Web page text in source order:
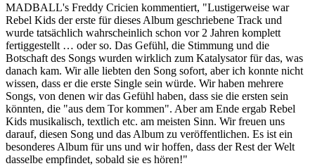
MADBALL's Freddy Cricien kommentiert, "Lustigerweise war
Rebel Kids der erste für dieses Album geschriebene Track und
wurde tatsächlich wahrscheinlich schon vor 2 Jahren komplett
fertiggestellt … oder so. Das Gefühl, die Stimmung und die
Botschaft des Songs wurden wirklich zum Katalysator für das, was
danach kam. Wir alle liebten den Song sofort, aber ich konnte nicht
wissen, dass er die erste Single sein würde. Wir haben mehrere
Songs, von denen wir das Gefühl haben, dass sie die ersten sein
könnten, die "aus dem Tor kommen". Aber am Ende ergab Rebel
Kids musikalisch, textlich etc. am meisten Sinn. Wir freuen uns
darauf, diesen Song und das Album zu veröffentlichen. Es ist ein
besonderes Album für uns und wir hoffen, dass der Rest der Welt
dasselbe empfindet, sobald sie es hören!"